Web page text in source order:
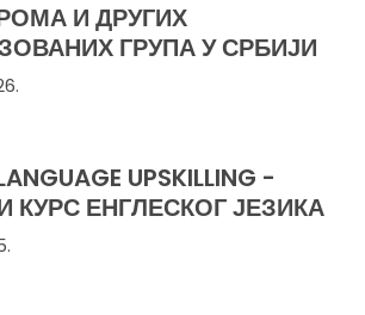
И ДРУГИХ
ГРУПА У СРБИЈИ
UPSKILLING -
КУРС ЕНГЛЕСКОГ ЈЕЗИКА